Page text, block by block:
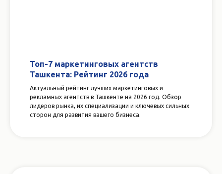
Топ-7 маркетинговых агентств
Ташкента: Рейтинг 2026 года
Актуальный рейтинг лучших маркетинговых и
рекламных агентств в Ташкенте на 2026 год. Обзор
лидеров рынка, их специализации и ключевых сильных
сторон для развития вашего бизнеса.